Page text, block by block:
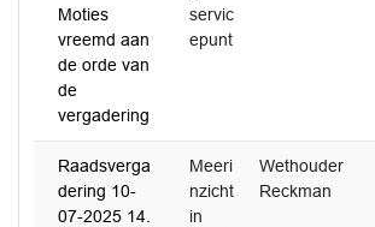
Moties
vreemd aan
de orde van
de
vergadering
servic
epunt
Raadsverga
dering 10-
07-2025 14.
Meeri
nzicht
in
Wethouder
Reckman